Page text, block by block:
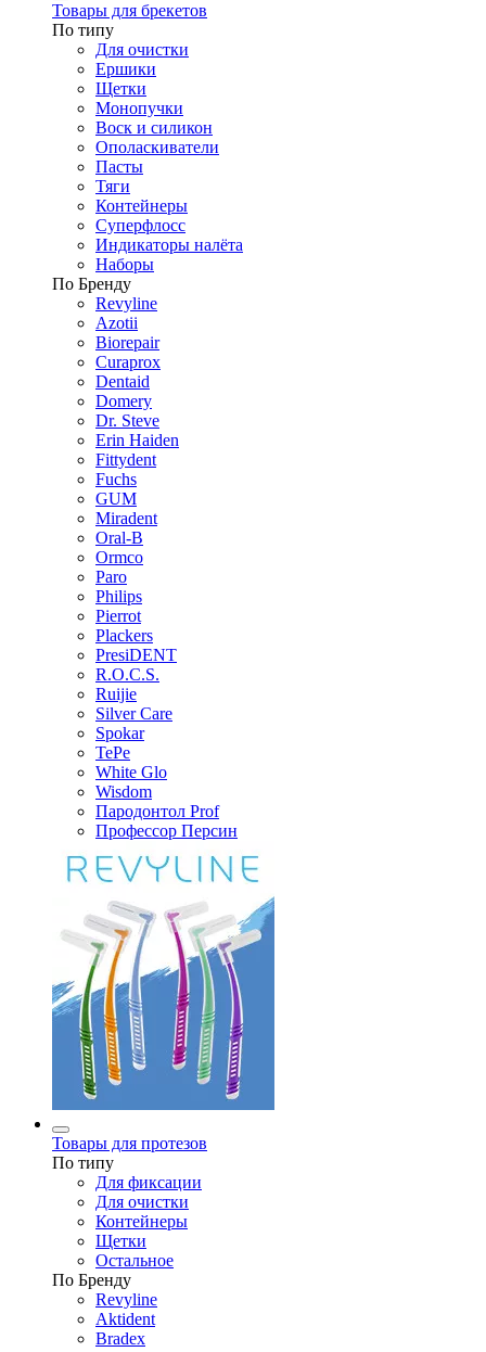
Товары для брекетов
По типу
Для очистки
Ершики
Щетки
Монопучки
Воск и силикон
Ополаскиватели
Пасты
Тяги
Контейнеры
Суперфлосс
Индикаторы налёта
Наборы
По Бренду
Revyline
Azotii
Biorepair
Curaprox
Dentaid
Domery
Dr. Steve
Erin Haiden
Fittydent
Fuchs
GUM
Miradent
Oral-B
Ormco
Paro
Philips
Pierrot
Plackers
PresiDENT
R.O.C.S.
Ruijie
Silver Care
Spokar
TePe
White Glo
Wisdom
Пародонтол Prof
Профессор Персин
Товары для протезов
По типу
Для фиксации
Для очистки
Контейнеры
Щетки
Остальное
По Бренду
Revyline
Aktident
Bradex